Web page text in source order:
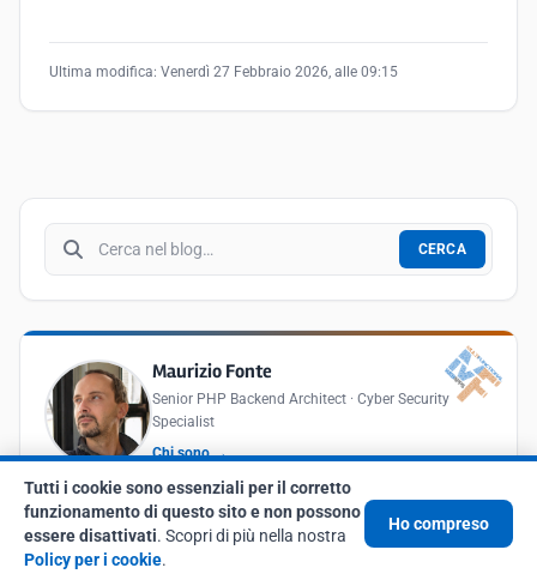
Ultima modifica: Venerdì 27 Febbraio 2026, alle 09:15
Cerca nel blog
CERCA
Maurizio Fonte
Senior PHP Backend Architect · Cyber Security
Specialist
Chi sono →
Prenota una call
Tutti i cookie sono essenziali per il corretto
funzionamento di questo sito e non possono
essere disattivati. Scopri di più nella nostra
Policy per i cookie.
Ho compreso